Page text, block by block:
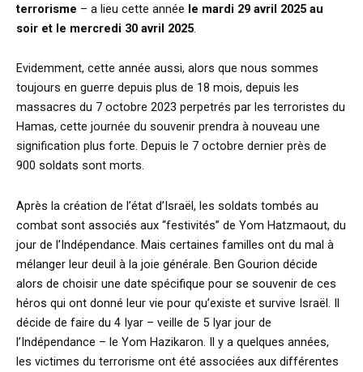
terrorisme – a lieu cette année le mardi 29 avril 2025 au
soir et le mercredi 30 avril 2025
Evidemment, cette année aussi, alors que nous sommes
toujours en guerre depuis plus de 18 mois, depuis les
massacres du 7 octobre 2023 perpetrés par les terroristes du
Hamas, cette journée du souvenir prendra à nouveau une
signification plus forte. Depuis le 7 octobre dernier près de
900 soldats sont morts.
Après la création de l’état d’Israël, les soldats tombés au
combat sont associés aux “festivités” de Yom Hatzmaout, du
jour de l’Indépendance. Mais certaines familles ont du mal à
mélanger leur deuil à la joie générale. Ben Gourion décide
alors de choisir une date spécifique pour se souvenir de ces
héros qui ont donné leur vie pour qu’existe et survive Israël. Il
décide de faire du 4 Iyar – veille de 5 Iyar jour de
l’Indépendance – le Yom Hazikaron. Il y a quelques années,
les victimes du terrorisme ont été associées aux différentes